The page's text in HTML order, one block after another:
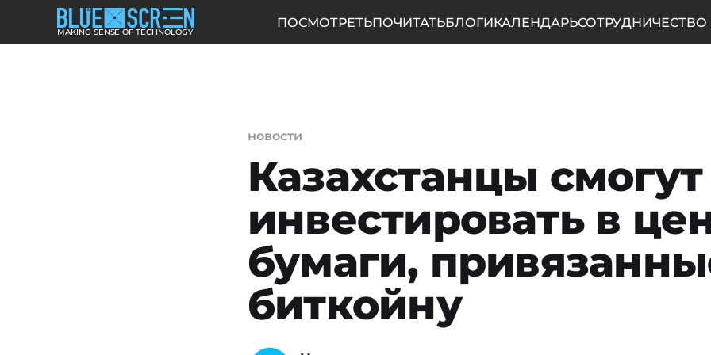
MAKING SENSE OF TECHNOLOGY
ПОСМОТРЕТЬПОЧИТАТЬБЛОГИКАЛЕНДАРЬСОТРУДНИЧЕСТВО
новости
Казахстанцы смогут
инвестировать в
бумаги,
биткойну